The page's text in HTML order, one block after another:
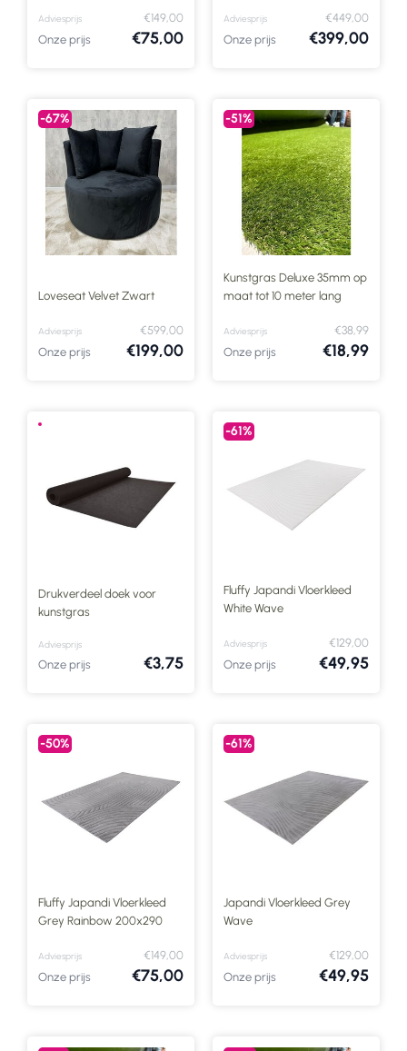
Adviesprijs
€149,00
Onze prijs
€75,00
Adviesprijs
€449,00
Onze prijs
€399,00
-67%
Loveseat Velvet Zwart
Adviesprijs
€599,00
Onze prijs
€199,00
-51%
Kunstgras Deluxe 35mm op
maat tot 10 meter lang
Adviesprijs
€38,99
Onze prijs
€18,99
Drukverdeel doek voor
kunstgras
Adviesprijs
Onze prijs €3,75
-61%
Fluffy Japandi Vloerkleed
White Wave
Adviesprijs
€129,00
Onze prijs
€49,95
-50%
Fluffy Japandi Vloerkleed
Grey Rainbow 200x290
Adviesprijs
€149,00
Onze prijs
€75,00
-61%
Japandi Vloerkleed Grey
Wave
Adviesprijs
€129,00
Onze prijs
€49,95